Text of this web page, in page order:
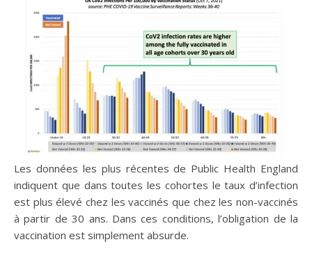
Les données les plus récentes de Public Health England
indiquent que dans toutes les cohortes le taux d’infection
est plus élevé chez les vaccinés que chez les non-vaccinés
à partir de 30 ans. Dans ces conditions, l’obligation de la
vaccination est simplement absurde.